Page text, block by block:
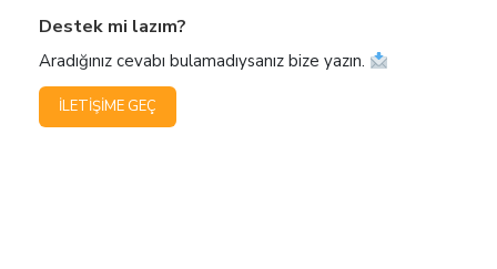
Destek mi lazım?
Aradığınız cevabı bulamadıysanız bize yazın.
İLETIŞIME GEÇ